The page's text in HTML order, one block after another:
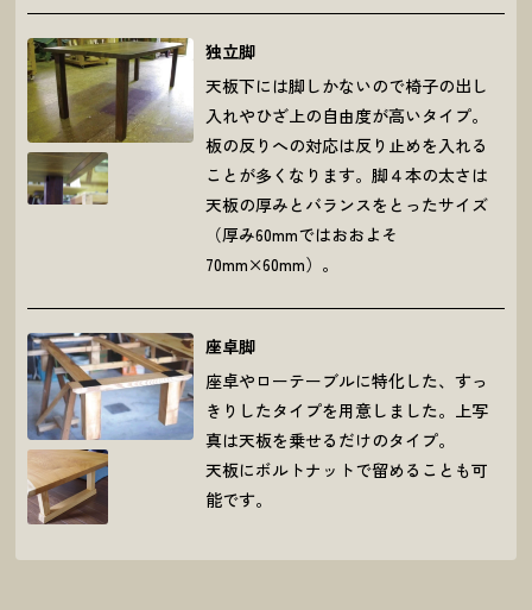
独立脚
天板下には脚しかないので椅子の出し
入れやひざ上の自由度が高いタイプ。
板の反りへの対応は反り止めを入れる
ことが多くなります。脚４本の太さは
天板の厚みとバランスをとったサイズ
（厚み60mmではおおよそ
70mm×60mm）。
座卓脚
座卓やローテーブルに特化した、すっ
きりしたタイプを用意しました。上写
真は天板を乗せるだけのタイプ。
天板にボルトナットで留めることも可
能です。